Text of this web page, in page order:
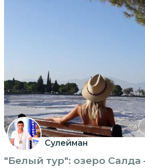
Сулейман
"Белый тур": озеро Салда